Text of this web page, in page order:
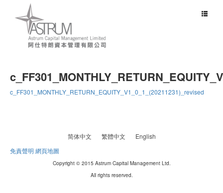
Toggle
c_FF301_MONTHLY_RETURN_EQUITY_V1_0_1_(20211231)_revised
简体中文 繁體中文
English
免責聲明 網頁地圖
Copyright © 2015 Astrum Capital Management Ltd.
All rights reserved.